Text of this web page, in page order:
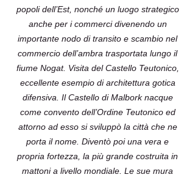
popoli dell’Est, nonché un luogo strategico
anche per i commerci divenendo un
importante nodo di transito e scambio nel
commercio dell’ambra trasportata lungo il
fiume Nogat. Visita del Castello Teutonico,
eccellente esempio di architettura gotica
difensiva. Il Castello di Malbork nacque
come convento dell’Ordine Teutonico ed
attorno ad esso si sviluppò la città che ne
porta il nome. Diventò poi una vera e
propria fortezza, la più grande costruita in
mattoni a livello mondiale. Le sue mura